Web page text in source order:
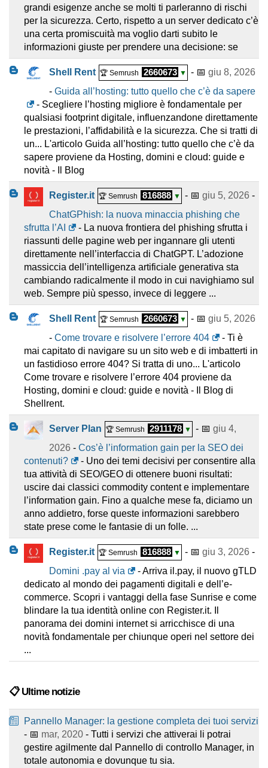
grandi esigenze anche se molti ti parleranno di rischi
per la sicurezza. Certo, rispetto a un server dedicato c’è
una certa promiscuità ma voglio darti subito le
informazioni giuste per prendere una decisione: se
Shell Rent 🏆 Semrush 2660673 ▼ - 📅 giu 8, 2026
- Guida all’hosting: tutto quello che c’è da sapere
- Scegliere l’hosting migliore è fondamentale per
qualsiasi footprint digitale, influenzandone direttamente
le prestazioni, l’affidabilità e la sicurezza. Che si tratti di
un... L'articolo Guida all’hosting: tutto quello che c’è da
sapere proviene da Hosting, domini e cloud: guide e
novità - Il Blog
Register.it 🏆 Semrush 816888 ▼ - 📅 giu 5, 2026 -
ChatGPhish: la nuova minaccia phishing che
sfrutta l’AI
- La nuova frontiera del phishing sfrutta i
riassunti delle pagine web per ingannare gli utenti
direttamente nell’interfaccia di ChatGPT. L’adozione
massiccia dell’intelligenza artificiale generativa sta
cambiando radicalmente il modo in cui navighiamo sul
web. Sempre più spesso, invece di leggere ...
Shell Rent 🏆 Semrush 2660673 ▼ - 📅 giu 5, 2026
- Come trovare e risolvere l’errore 404
- Ti è
mai capitato di navigare su un sito web e di imbatterti in
un fastidioso errore 404? Si tratta di uno... L'articolo
Come trovare e risolvere l’errore 404 proviene da
Hosting, domini e cloud: guide e novità - Il Blog di
Shellrent.
Server Plan 🏆 Semrush 2911178 ▼ - 📅 giu 4,
2026 - Cos’è l’information gain per la SEO dei
contenuti?
- Uno dei temi decisivi per consentire alla
tua attività di SEO/GEO di ottenere buoni risultati:
uscire dai classici commodity content e implementare
l’information gain. Fino a qualche mese fa, diciamo un
anno addietro, forse queste informazioni sarebbero
state prese come le fantasie di un folle. ...
Register.it 🏆 Semrush 816888 ▼ - 📅 giu 3, 2026 -
Domini .pay al via
- Arriva il.pay, il nuovo gTLD
dedicato al mondo dei pagamenti digitali e dell’e-
commerce. Scopri i vantaggi della fase Sunrise e come
blindare la tua identità online con Register.it. Il
panorama dei domini internet si arricchisce di una
novità fondamentale per chiunque operi nel settore dei
...
📋 Ultime notizie
Pannello Manager: la gestione completa dei tuoi servizi
- 📅 mar, 2020 - Tutti i servizi che attiverai li potrai
gestire agilmente dal Pannello di controllo Manager, in
totale autonomia e dovunque tu sia.